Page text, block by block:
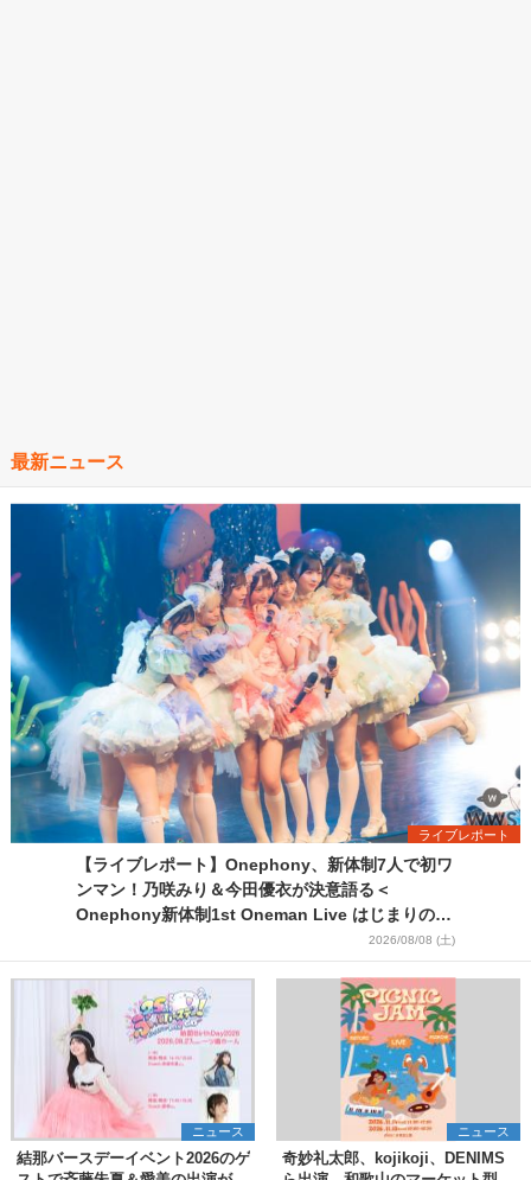
最新ニュース
ライブレポート
【ライブレポート】Onephony、新体制7人で初ワ
ンマン！乃咲みり＆今田優衣が決意語る＜
Onephony新体制1st Oneman Live はじまりの夏
2026/08/08 (土)
ニュース
結那バースデーイベント2026のゲ
ニュース
奇妙礼太郎、kojikoji、DENIMS